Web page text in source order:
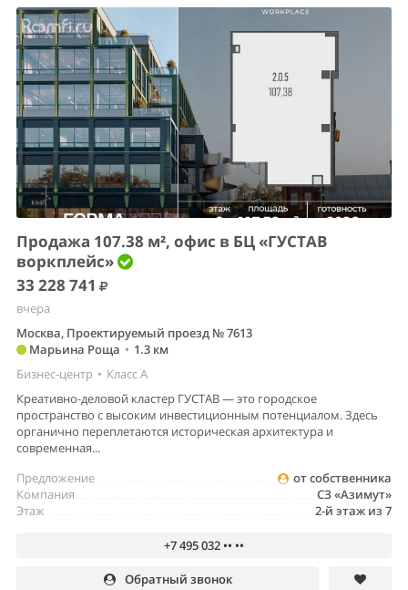
Продажа 107.38 м², офис в БЦ «ГУСТАВ
воркплейс»
33 228 741
вчера
Москва, Проектируемый проезд № 7613
Марьина Роща • 1.3 км
Бизнес-центр • Класс A
Креативно-деловой кластер ГУСТАВ — это городское
пространство с высоким инвестиционным потенциалом. Здесь
органично переплетаются историческая архитектура и
современная...
от собственника
Предложение
СЗ «Азимут»
Компания
2-й этаж из 7
Этаж
+7 495 032 •• ••
Обратный звонок